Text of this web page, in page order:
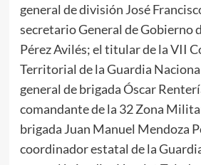
general de división José
secretario General de Gobierno
Pérez Avilés; el titular de la VII
Territorial de la Guardia
general de brigada Óscar
comandante de la 32 Zona
brigada Juan Manuel Mendoza
coordinador estatal de la